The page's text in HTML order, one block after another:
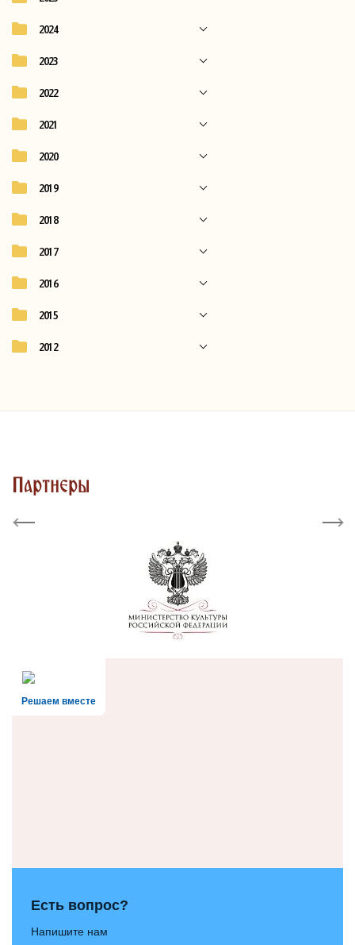
2024
2023
2022
2021
2020
2019
2018
2017
2016
2015
2012
Партнеры
Previous Next
Решаем вместе
Есть вопрос?
Напишите нам